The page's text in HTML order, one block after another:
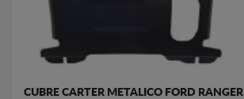
CUBRE CARTER METALICO FORD RANGER